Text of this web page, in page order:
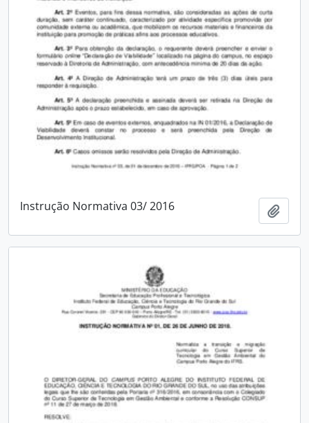
Instrução Normativa 03/ 2016